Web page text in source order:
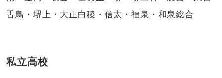
舌鳥・堺上・大正白稜・信太・福泉・和泉総合
私立高校